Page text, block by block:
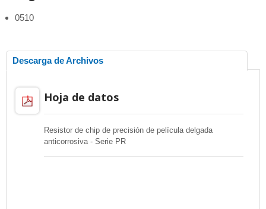
0510
Descarga de Archivos
Hoja de datos
Resistor de chip de precisión de película delgada
anticorrosiva - Serie PR